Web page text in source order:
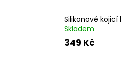
Silikonové kojicí
Skladem
349 Kč